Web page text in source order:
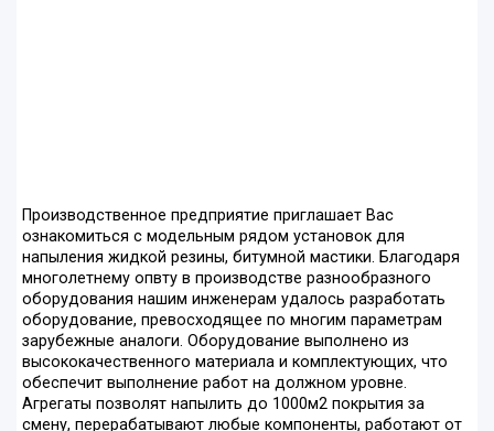
Производственное предприятие приглашает Вас
ознакомиться с модельным рядом установок для
напыления жидкой резины, битумной мастики. Благодаря
многолетнему опвту в производстве разнообразного
оборудования нашим инженерам удалось разработать
оборудование, превосходящее по многим параметрам
зарубежные аналоги. Оборудование выполнено из
высококачественного материала и комплектующих, что
обеспечит выполнение работ на должном уровне.
Агрегаты позволят напылить до 1000м2 покрытия за
смену, перерабатывают любые компоненты, работают от